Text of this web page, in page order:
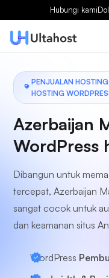
Hubungi kami
PENJUALAN
HOSTING
Azerbaijan
WordPress
Dibangun untuk
tercepat, Azerbaijan
sangat cocok untuk
dan keamanan situs
WordPress